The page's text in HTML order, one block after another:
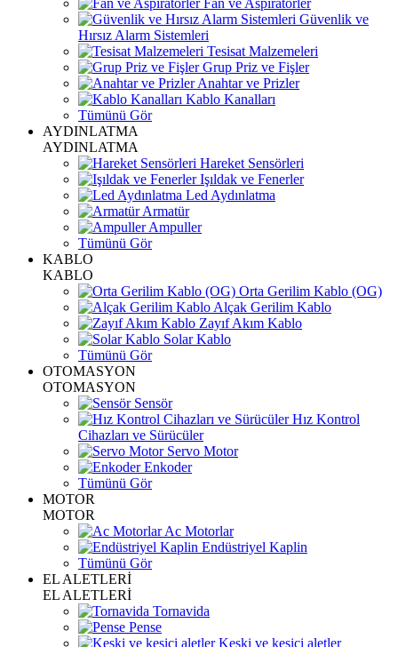
Fan ve Aspiratörler
Güvenlik ve
Hırsız Alarm Sistemleri
Tesisat Malzemeleri
Grup Priz ve Fişler
Anahtar ve Prizler
Kablo Kanalları
Tümünü Gör
AYDINLATMA
AYDINLATMA
Hareket Sensörleri
Işıldak ve Fenerler
Led Aydınlatma
Armatür
Ampuller
Tümünü Gör
KABLO
KABLO
Orta Gerilim Kablo (OG)
Alçak Gerilim Kablo
Zayıf Akım Kablo
Solar Kablo
Tümünü Gör
OTOMASYON
OTOMASYON
Sensör
Hız Kontrol
Cihazları ve Sürücüler
Servo Motor
Enkoder
Tümünü Gör
MOTOR
MOTOR
Ac Motorlar
Endüstriyel Kaplin
Tümünü Gör
EL ALETLERİ
EL ALETLERİ
Tornavida
Pense
Keski ve kesici aletler